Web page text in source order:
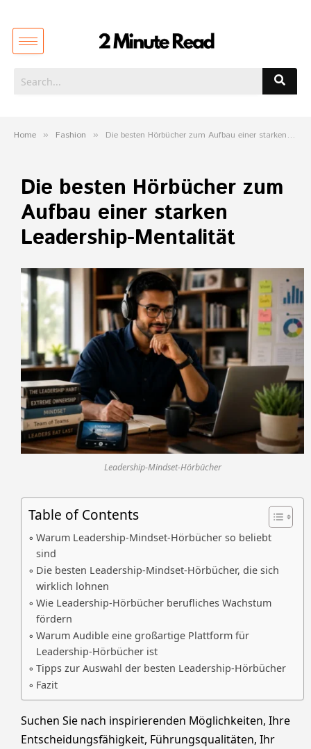
Home » Fashion » Die besten Hörbücher zum Aufbau einer starken Leadership-Mentalität
Die besten Hörbücher zum
Aufbau einer starken
Leadership-Mentalität
Leadership-Mindset-Hörbücher
Table of Contents
Warum Leadership-Mindset-Hörbücher so beliebt
sind
Die besten Leadership-Mindset-Hörbücher, die sich
wirklich lohnen
Wie Leadership-Hörbücher berufliches Wachstum
fördern
Warum Audible eine großartige Plattform für
Leadership-Hörbücher ist
Tipps zur Auswahl der besten Leadership-Hörbücher
Fazit
Suchen Sie nach inspirierenden Möglichkeiten, Ihre
Entscheidungsfähigkeit, Führungsqualitäten, Ihr